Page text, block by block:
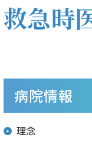
救急時
病院情報
理念